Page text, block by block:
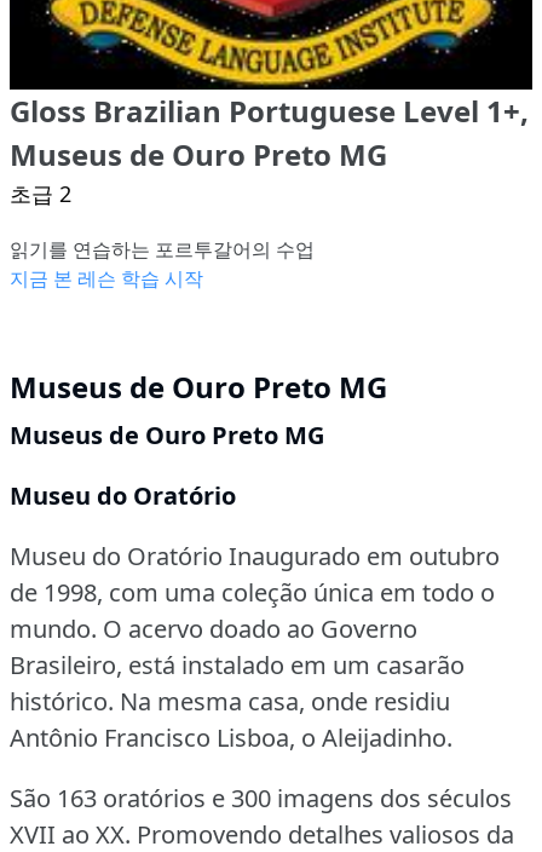
Gloss Brazilian Portuguese Level 1+,
Museus de Ouro Preto MG
초급 2
읽기를 연습하는 포르투갈어의 수업
지금 본 레슨 학습 시작
Museus de Ouro Preto MG
Museus de Ouro Preto MG
Museu do Oratório
Museu do Oratório Inaugurado em outubro
de 1998, com uma coleção única em todo o
mundo. O acervo doado ao Governo
Brasileiro, está instalado em um casarão
histórico. Na mesma casa, onde residiu
Antônio Francisco Lisboa, o Aleijadinho.
São 163 oratórios e 300 imagens dos séculos
XVII ao XX. Promovendo detalhes valiosos da